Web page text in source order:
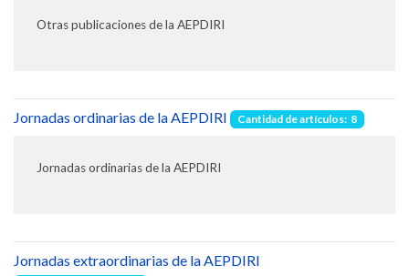
Otras publicaciones de la AEPDIRI
Jornadas ordinarias de la AEPDIRI Cantidad de artículos: 8
Jornadas ordinarias de la AEPDIRI
Jornadas extraordinarias de la AEPDIRI